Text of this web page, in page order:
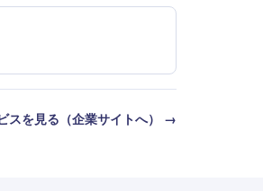
スを見る（企業サイトへ） →